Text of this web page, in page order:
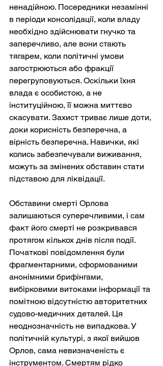
ненадійною. Посередники незамінні
в періоди консолідації, коли владу
необхідно здійснювати гнучко та
заперечливо, але вони стають
тягарем, коли політичні умови
загострюються або фракції
перегруповуються. Оскільки їхня
влада є особистою, а не
інституційною, її можна миттєво
скасувати. Захист триває лише доти,
доки корисність безперечна, а
вірність безперечна. Навички, які
колись забезпечували виживання,
можуть за змінених обставин стати
підставою для ліквідації.
Обставини смерті Орлова
залишаються суперечливими, і сам
факт його смерті не розкривався
протягом кількох днів після події.
Початкові повідомлення були
фрагментарними, сформованими
анонімними брифінгами,
вибірковими витоками інформації та
помітною відсутністю авторитетних
судово-медичних деталей. Ця
неоднозначність не випадкова. У
політичній культурі, з якої вийшов
Орлов, сама невизначеність є
інструментом. Смертям рідко